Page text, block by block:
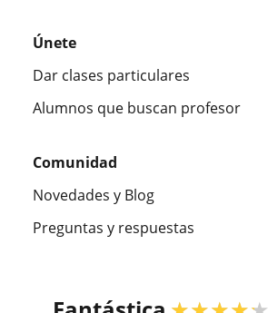
Únete
Dar clases particulares
Alumnos que buscan profesor
Comunidad
Novedades y Blog
Preguntas y respuestas